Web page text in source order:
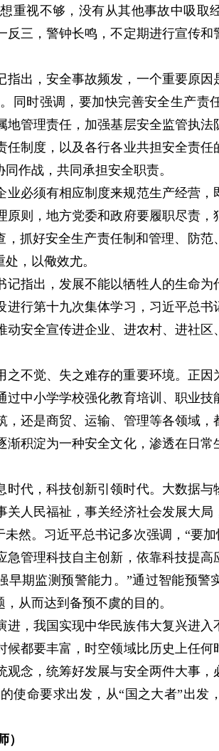
重视不够，没有从其他事故中吸取
三，警钟长鸣，不定期进行宣传
出，安全事故频发，一个重要原
同时强调，要加快完善安全生产责
管理责任，加强基层安全监管执法
制度，以及各行各业共担安全责
作战，共同承担安全职责。
必须有相应制度来规范生产经营
则，地方党委和政府要履职尽责，
抓好安全生产责任制和管理、防
，以儆效尤。
指出，发展不能以牺牲人的生命
行第十九次集体学习，习近平总
安全宣传进企业、进农村、进社
不觉、失之难存的重要环境。正
中小学学校强化教育培训、职业
还是商贸、运输、管理等各领域，
积淀为一种安全文化，渗透在日
代，科技创新引领时代。大数据
人民福祉，事关经济社会发展大局
然。习近平总书记多次强调，“要
管理科技自主创新，依靠科技提高
早期监测预警能力。”通过智能预
从而达到备预不虞的目的。
，我国实现中华民族伟大复兴进
都要丰富，时空领域比历史上任
念，统筹好发展与安全两件大事
使命要求出发，从“国之大者”出发
）